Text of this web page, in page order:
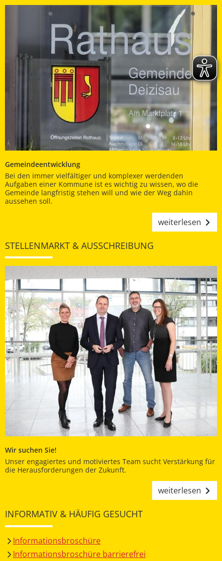
Gemeindeentwicklung
Bei den immer vielfältiger und komplexer werdenden
Aufgaben einer Kommune ist es wichtig zu wissen, wo die
Gemeinde langfristig stehen will und wie der Weg dahin
aussehen soll.
weiterlesen
STELLENMARKT & AUSSCHREIBUNG
Wir suchen Sie!
Unser engagiertes und motiviertes Team sucht Verstärkung für
die Herausforderungen der Zukunft.
weiterlesen
INFORMATIV & HÄUFIG GESUCHT
Informationsbroschüre
Informationsbroschüre barrierefrei